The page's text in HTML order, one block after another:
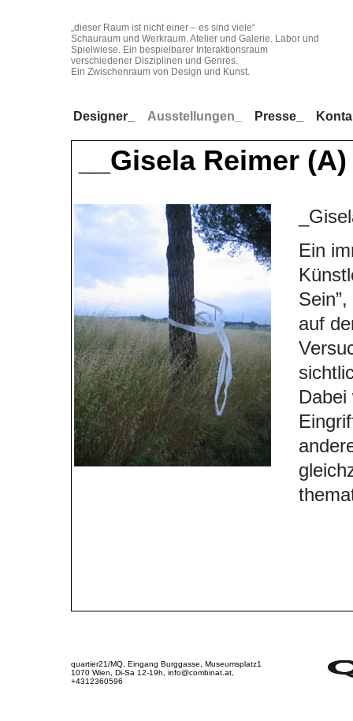
„dieser Raum ist nicht einer – es sind viele“
Schauraum und Werkraum. Atelier und Galerie. Labor und
Spielwiese. Ein bespielbarer Interaktionsraum
verschiedener Disziplinen und Genres.
Ein Zwischenraum von Design und Kunst.
Designer_ Ausstellungen_ Presse_
__Gisela Reimer (A)
Ein
Sein”,
auf
quartier21/MQ, Eingang Burggasse, Museumsplatz1
1070 Wien, Di-Sa 12-19h, info@combinat.at,
+4312360596